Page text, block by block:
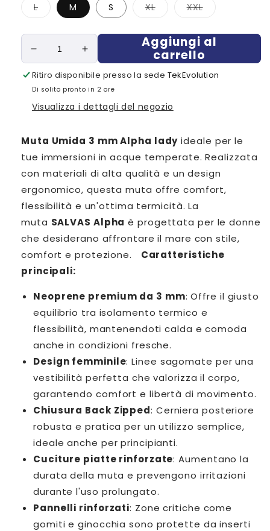
LVariante
esaurita
non
M S XLVariante
esaurita
non
disponibile
XXLVariante
esaurita
non
disponibile
Diminuisci
quantità
per
Muta
Umida
Alpha
lady
Aumenta
quantità
per
Muta
Umida
Alpha
lady
Aggiungi al
carrello
Ritiro disponibile presso la sede TekEvolution
Di solito pronto in 2 ore
Visualizza i dettagli del negozio
Muta Umida 3 mm Alpha lady ideale per le
tue immersioni in acque temperate. Realizzata
con materiali di alta qualità e un design
ergonomico, questa muta offre comfort,
flessibilità e un'ottima termicità. La
muta SALVAS Alpha è progettata per le donne
che desiderano affrontare il mare con stile,
comfort e protezione. Caratteristiche
principali:
Neoprene premium da 3 mm: Offre il giusto
equilibrio tra isolamento termico e
flessibilità, mantenendoti calda e comoda
anche in condizioni fresche.
Design femminile: Linee sagomate per una
vestibilità perfetta che valorizza il corpo,
garantendo comfort e libertà di movimento.
Chiusura Back Zipped: Cerniera posteriore
robusta e pratica per un utilizzo semplice,
ideale anche per principianti.
Cuciture piatte rinforzate: Aumentano la
durata della muta e prevengono irritazioni
durante l'uso prolungato.
Pannelli rinforzati: Zone critiche come
gomiti e ginocchia sono protette da inserti